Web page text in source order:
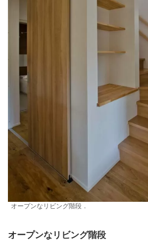
オープンなリビング階段．
オープンなリビング階段